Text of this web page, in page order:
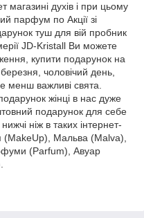
духів і при цьому
парфум по Акції зі
туш для вій пробник
JD-Kristall Ви можете
купити подарунок на
чоловічий день,
менш важливі свята.
жінці в нас дуже
подарунок для себе
ніж в таких інтернет-
(MakeUp), Мальва (Malva),
(Parfum), Авуар